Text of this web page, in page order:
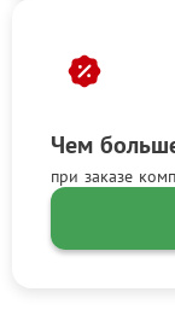
Чем
при заказе